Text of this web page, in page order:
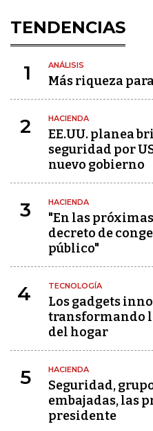
TENDENCIAS
1 ANÁLISIS
Más riqueza
2 HACIENDA
EE.UU. planea
seguridad por
nuevo gobierno
3 HACIENDA
"En las
decreto de
público"
4 TECNOLOGÍA
Los gadgets
transformando
del hogar
5 HACIENDA
Seguridad,
embajadas, las
presidente